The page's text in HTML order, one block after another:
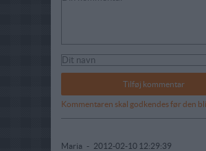
Kommentaren skal godkendes før den
Maria - 2012-02-10 12:29:39